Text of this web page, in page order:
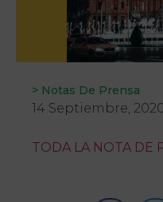
> Notas De Prensa
14 Septiembre,
TODA LA NOTA DE